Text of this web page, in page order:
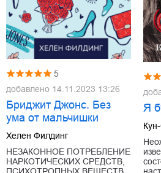
5
добавлено 14.11.2023 13:26
Бриджит Джонс. Без
ума от мальчишки
Хелен Филдинг
НЕЗАКОННОЕ ПОТРЕБЛЕНИЕ
НАРКОТИЧЕСКИХ СРЕДСТВ,
Я